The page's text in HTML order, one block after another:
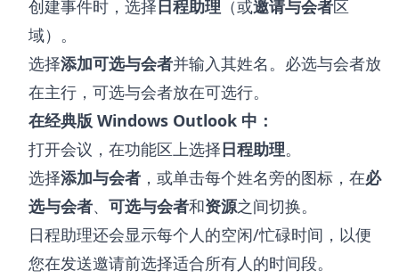
创建事件时，选择 日程助理 （或邀请与会者区
域）。
选择添加可选与会者并输入其姓名。必选与会者放
在主行，可选与会者放在可选行。
在经典版 Windows Outlook 中：
打开会议，在功能区上选择日程助理。
选择添加与会者 ，或单击每个姓名旁的图标，在必
选与会者、 可选与会者和资源之间切换。
日程助理还会显示每个人的空闲/忙碌时间，以便
您在发送邀请前选择适合所有人的时间段。